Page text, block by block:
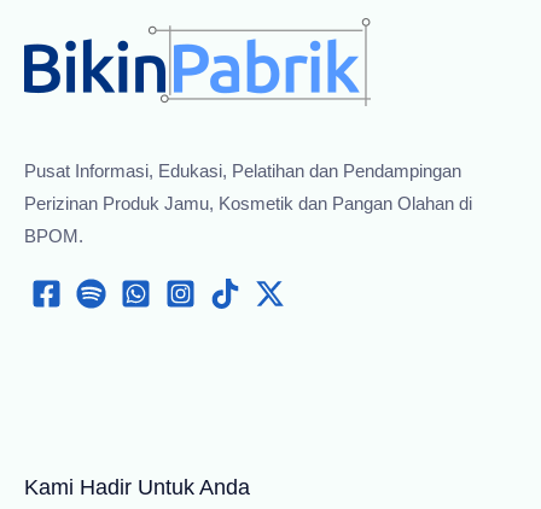
Pelabelan
Pusat Informasi, Edukasi, Pelatihan dan Pendampingan
Perizinan Produk Jamu, Kosmetik dan Pangan Olahan di
BPOM.
Kami Hadir Untuk Anda